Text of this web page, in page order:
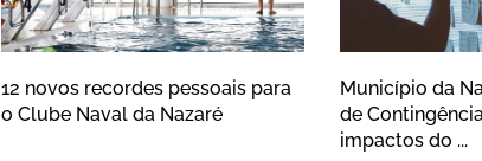
12 novos recordes pessoais para
o Clube Naval da Nazaré
Município da
de
impactos do ...